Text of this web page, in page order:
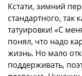
Кстати, зимний
стандартного, так
татуировки! «С
понял, что надо
жизнь. Но мало
поддерживать,